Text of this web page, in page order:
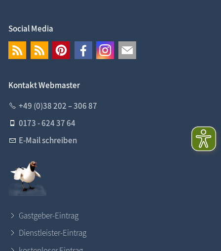
Social Media
Kontakt Webmaster
+49 (0)38 202 – 306 87
0173 - 624 37 64
E-Mail schreiben
Gastgeber-Eintrag
Dienstleister-Eintrag